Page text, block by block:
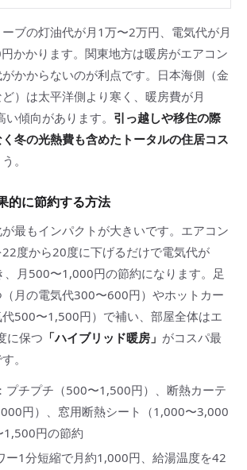
ブの灯油代が月1万〜2万円、電気代が月
かかります。関東地方は暖房がエアコン
かからないのが利点です。日本海側（金
）は太平洋側より寒く、暖房費が月
傾向があります。 引っ越しや移住の際
冬の光熱費も含めたトータルの住居コス
。
的に節約する方法
最もインパクトが大きいです。エアコン
度から20度に下げるだけで電気代が
、月500〜1,000円の節約になります。足
月の電気代300〜600円）やホットカー
500〜1,500円）で補い、部屋全体はエ
に保つ 「ハイブリッド暖房」 がコスパ最
。
：プチプチ（500〜1,500円）、断熱カーテ
円）、窓用断熱シート（1,000〜3,000
円の節約
ー1分短縮で月約1,000円、給湯温度を42